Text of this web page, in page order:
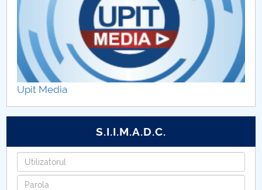
Upit Media
S.I.I.M.A.D.C.
Utilizatorul
Parola